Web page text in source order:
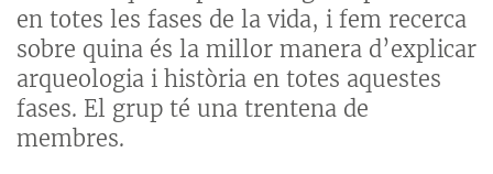
en totes les fases de la vida, i fem recerca
sobre quina és la millor manera d’explicar
arqueologia i història en totes aquestes
fases. El grup té una trentena de
membres.